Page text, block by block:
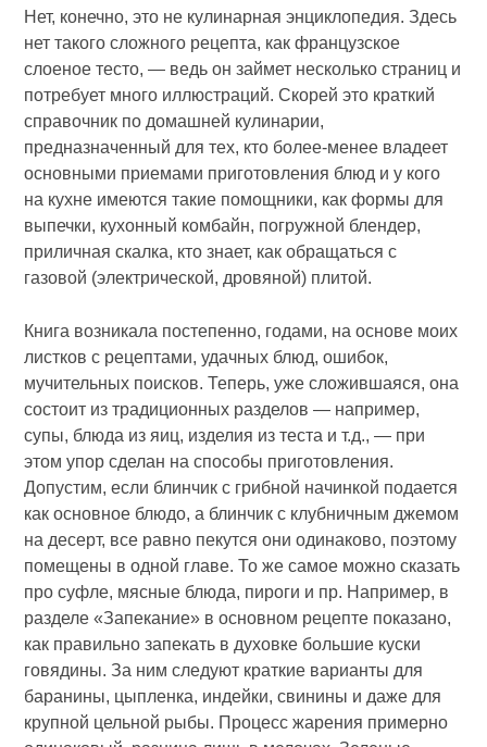
Нет, конечно, это не кулинарная энциклопедия. Здесь
нет такого сложного рецепта, как французское
слоеное тесто, — ведь он займет несколько страниц и
потребует много иллюстраций. Скорей это краткий
справочник по домашней кулинарии,
предназначенный для тех, кто более-менее владеет
основными приемами приготовления блюд и у кого
на кухне имеются такие помощники, как формы для
выпечки, кухонный комбайн, погружной блендер,
приличная скалка, кто знает, как обращаться с
газовой (электрической, дровяной) плитой.
Книга возникала постепенно, годами, на основе моих
листков с рецептами, удачных блюд, ошибок,
мучительных поисков. Теперь, уже сложившаяся, она
состоит из традиционных разделов — например,
супы, блюда из яиц, изделия из теста и т.д., — при
этом упор сделан на способы приготовления.
Допустим, если блинчик с грибной начинкой подается
как основное блюдо, а блинчик с клубничным джемом
на десерт, все равно пекутся они одинаково, поэтому
помещены в одной главе. То же самое можно сказать
про суфле, мясные блюда, пироги и пр. Например, в
разделе «Запекание» в основном рецепте показано,
как правильно запекать в духовке большие куски
говядины. За ним следуют краткие варианты для
баранины, цыпленка, индейки, свинины и даже для
крупной цельной рыбы. Процесс жарения примерно